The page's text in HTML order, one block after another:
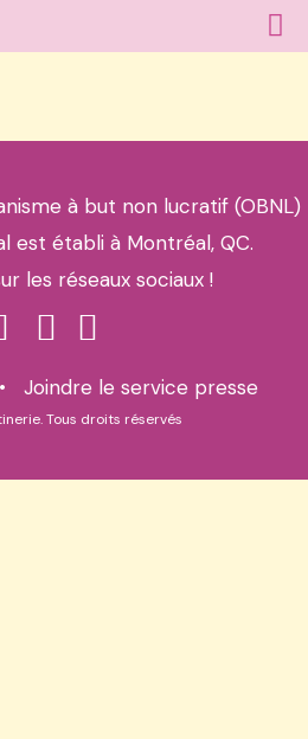
à but non lucratif (OBNL)
est établi à Montréal, QC.
les réseaux sociaux !
Joindre le service presse
Tous droits réservés